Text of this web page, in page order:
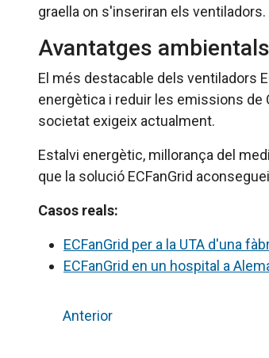
graella on s'inseriran els ventiladors.
Avantatges ambientals
El més destacable dels ventiladors
energètica i reduir les emissions de
societat exigeix actualment.
Estalvi energètic, millorança del
que la solució ECFanGrid
Casos reals:
ECFanGrid per a la UTA d'una
ECFanGrid en un hospital a
Anterior